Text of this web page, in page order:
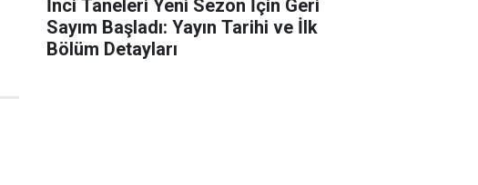
İnci Taneleri Yeni Sezon İçin Geri
Sayım Başladı: Yayın Tarihi ve İlk
Bölüm Detayları